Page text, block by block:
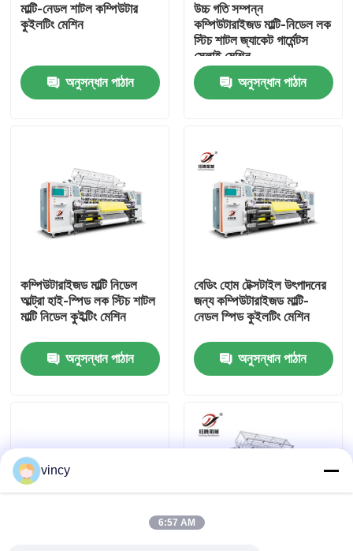
বাড়ি
ভিডিও
আমাদের সম্পর্কে
কারখানা ভ্রমণ
মান নিয়ন্ত্রণ
কম্পিউটারাইজড চেইন স্টিচ কুইলটিং মেশিন
মাল্টি-নেডল শাটল কম্পিউটার
কুইলটিং মেশিন
অনুসন্ধান পাঠান
উচ্চ গতি সম্পন্ন
কম্পিউটারাইজড মাল্টি-নিডেল লক
স্টিচ শাটল জ্যাকেট গার্মেন্টস
সেলাই মেশিন
অনুসন্ধান পাঠান
কম্পিউটারাইজড মাল্টি নিডেল
আল্ট্রা হাই-স্পিড লক স্টিচ শাটল
মাল্টি নিডেল কুইল্টিং মেশিন
অনুসন্ধান পাঠান
বেডিং হোম টেক্সটাইল উৎপাদনের
জন্য কম্পিউটারাইজড মাল্টি-
নেডল স্পিড কুইলটিং মেশিন
অনুসন্ধান পাঠান
vincy
6:57 AM